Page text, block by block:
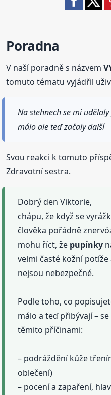
Poradna
V naší poradně s názvem
tomuto tématu vyjádřil
Na stehnech se mi udělaly
málo ale teď začaly další
Svou reakci k tomuto
Zdravotní sestra.
Dobrý den Viktorie,
chápu, že když se
člověka pořádně
mohu říct, že pupínky
velmi časté kožní
nejsou nebezpečné.
Podle toho, co
málo a teď přibývají –
těmito příčinami:
– podráždění kůže
oblečení)
– pocení a zapaření,